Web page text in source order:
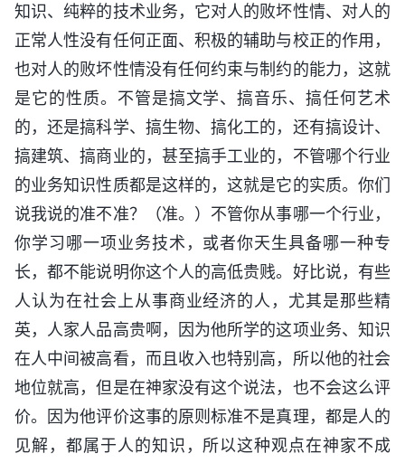
知识、纯粹的技术业务，它对人的败坏性情、对人的
正常人性没有任何正面、积极的辅助与校正的作用，
也对人的败坏性情没有任何约束与制约的能力，这就
是它的性质。不管是搞文学、搞音乐、搞任何艺术
的，还是搞科学、搞生物、搞化工的，还有搞设计、
搞建筑、搞商业的，甚至搞手工业的，不管哪个行业
的业务知识性质都是这样的，这就是它的实质。你们
说我说的准不准？（准。）不管你从事哪一个行业，
你学习哪一项业务技术，或者你天生具备哪一种专
长，都不能说明你这个人的高低贵贱。好比说，有些
人认为在社会上从事商业经济的人，尤其是那些精
英，人家人品高贵啊，因为他所学的这项业务、知识
在人中间被高看，而且收入也特别高，所以他的社会
地位就高，但是在神家没有这个说法，也不会这么评
价。因为他评价这事的原则标准不是真理，都是人的
见解，都属于人的知识，所以这种观点在神家不成